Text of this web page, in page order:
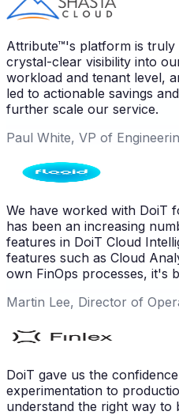
Attribute™'s platform is truly
crystal-clear visibility into
workload and tenant level,
led to actionable savings
further scale our service.
Paul White, VP of
We have worked with DoiT
has been an increasing
features in DoiT Cloud
features such as Cloud
own FinOps processes, it's
Martin Lee, Director of
DoiT gave us the
experimentation to
understand the right way